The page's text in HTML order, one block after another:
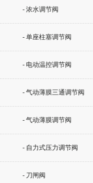
- 浓水调节阀
- 单座柱塞调节阀
- 电动温控调节阀
- 气动薄膜三通调节阀
- 气动薄膜调节阀
- 自力式压力调节阀
- 刀闸阀